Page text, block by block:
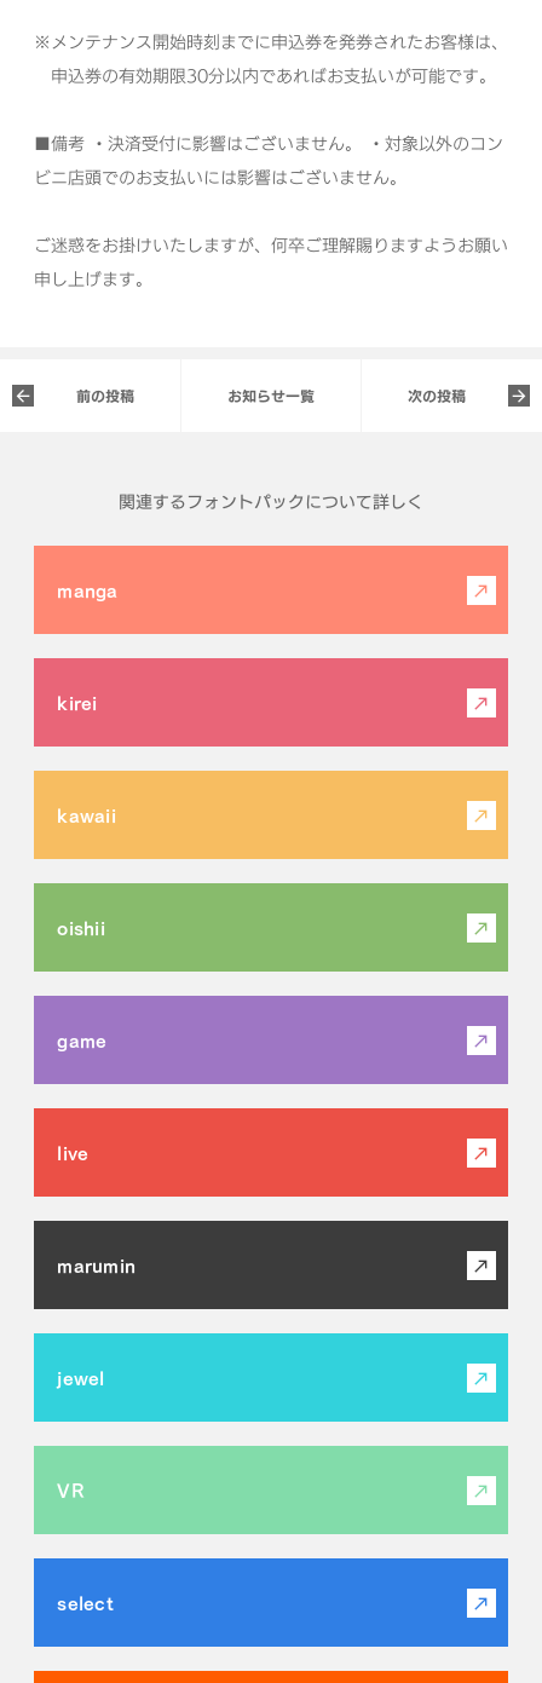
※メンテナンス開始時刻までに申込券を発券されたお客様は、
申込券の有効期限30分以内であればお支払いが可能です。
■備考 ・決済受付に影響はございません。
・対象以外のコン
ビニ店頭でのお支払いには影響はございません。
ご迷惑をお掛けいたしますが、何卒ご理解賜りますようお願い
申し上げます。
前の投稿 お知らせ一覧 次の投稿
関連するフォントパックについて詳しく
manga
kirei
kawaii
oishii
game
live
marumin
jewel
VR
select